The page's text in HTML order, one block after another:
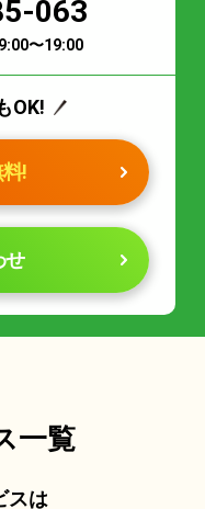
063
〜19:00
OK!
!
せ
一覧
スは